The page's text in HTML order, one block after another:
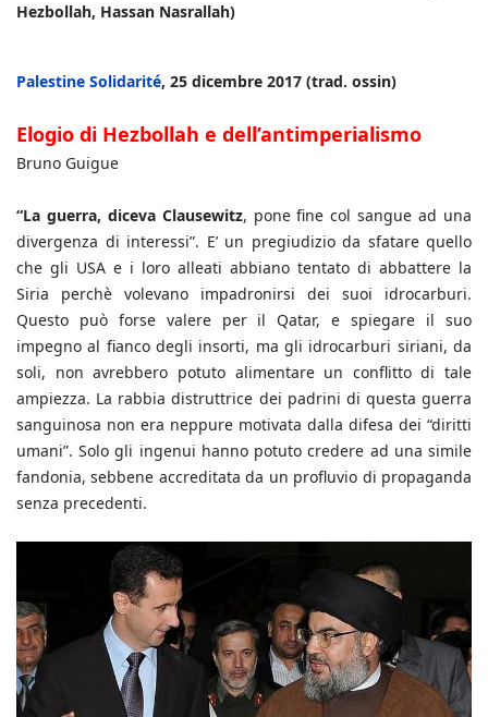
Hezbollah, Hassan Nasrallah)
Palestine Solidarité, 25 dicembre 2017 (trad. ossin)
Elogio di Hezbollah e dell’antimperialismo
Bruno Guigue
“La guerra, diceva Clausewitz, pone fine col sangue ad una
divergenza di interessi”. E’ un pregiudizio da sfatare quello
che gli USA e i loro alleati abbiano tentato di abbattere la
Siria perchè volevano impadronirsi dei suoi idrocarburi.
Questo può forse valere per il Qatar, e spiegare il suo
impegno al fianco degli insorti, ma gli idrocarburi siriani, da
soli, non avrebbero potuto alimentare un conflitto di tale
ampiezza. La rabbia distruttrice dei padrini di questa guerra
sanguinosa non era neppure motivata dalla difesa dei “diritti
umani”. Solo gli ingenui hanno potuto credere ad una simile
fandonia, sebbene accreditata da un profluvio di propaganda
senza precedenti.